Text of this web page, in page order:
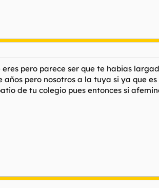
pero parece ser que te habias
pero nosotros a la tuya si ya que
de tu colegio pues entonces si